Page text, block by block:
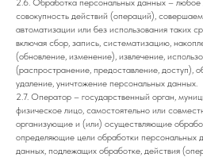
2.6. Обработка персональных данных – любое
совокупность действий (операций),
автоматизации или без использования таких
включая сбор, запись, систематизацию,
(обновление, изменение), извлечение,
(распространение, предоставление, доступ),
удаление, уничтожение персональных данных.
2.7. Оператор – государственный орган,
физическое лицо, самостоятельно или
организующие и (или) осуществляющие
определяющие цели обработки персональных
данных, подлежащих обработке, действия